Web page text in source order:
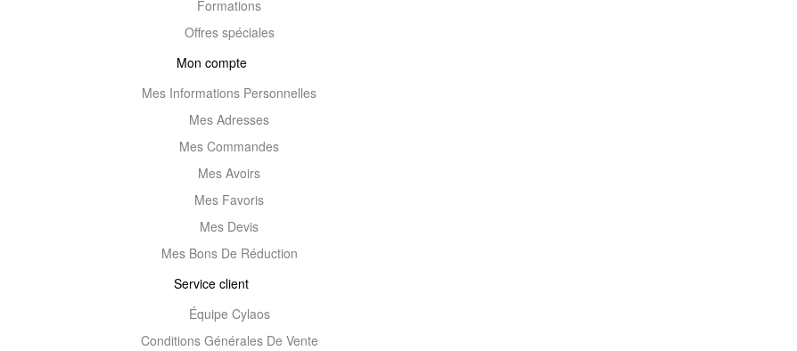
Formations
Offres spéciales
Mon compte
Mes Informations Personnelles
Mes Adresses
Mes Commandes
Mes Avoirs
Mes Favoris
Mes Devis
Mes Bons De Réduction
Service client
Équipe Cylaos
Conditions Générales De Vente